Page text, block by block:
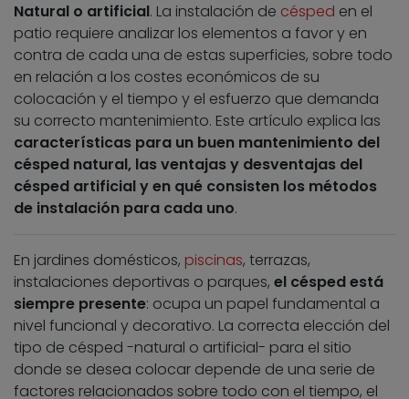
Natural o artificial. La instalación de césped en el
patio requiere analizar los elementos a favor y en
contra de cada una de estas superficies, sobre todo
en relación a los costes económicos de su
colocación y el tiempo y el esfuerzo que demanda
su correcto mantenimiento. Este artículo explica las
características para un buen mantenimiento del
césped natural, las ventajas y desventajas del
césped artificial y en qué consisten los métodos
de instalación para cada uno.
En jardines domésticos, piscinas, terrazas,
instalaciones deportivas o parques, el césped está
siempre presente: ocupa un papel fundamental a
nivel funcional y decorativo. La correcta elección del
tipo de césped -natural o artificial- para el sitio
donde se desea colocar depende de una serie de
factores relacionados sobre todo con el tiempo, el